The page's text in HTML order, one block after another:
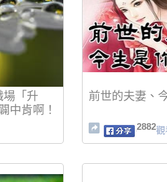
場「升
中肯啊！
前世的夫妻、
2882觀